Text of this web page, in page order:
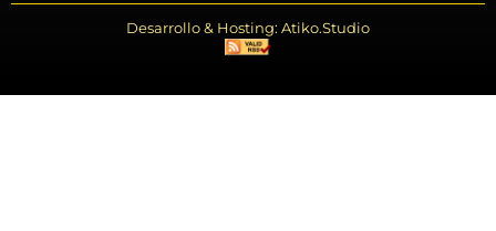
Desarrollo & Hosting: Atiko.Studio